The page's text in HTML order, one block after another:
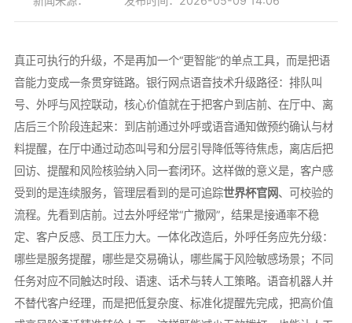
真正可执行的升级，不是再加一个“更智能”的单点工具，而是把语
音能力变成一条贯穿链路。银行网点语音技术升级路径：排队叫
号、外呼与风控联动，核心价值就在于把客户到店前、在厅中、离
店后三个阶段连起来：到店前通过外呼或语音通知做预约确认与材
料提醒，在厅中通过动态叫号和分层引导降低等待焦虑，离店后把
回访、提醒和风险核验纳入同一套闭环。这样做的意义是，客户感
受到的是连续服务，管理层看到的是可追踪世界杯官网、可校验的
流程。先看到店前。过去外呼经常“广撒网”，结果是接通率不稳
定、客户反感、员工压力大。一体化改造后，外呼任务应先分级：
哪些是服务提醒，哪些是交易确认，哪些属于风险敏感场景；不同
任务对应不同触达时段、语速、话术与转人工策略。语音机器人并
不替代客户经理，而是把低复杂度、标准化提醒先完成，把高价值